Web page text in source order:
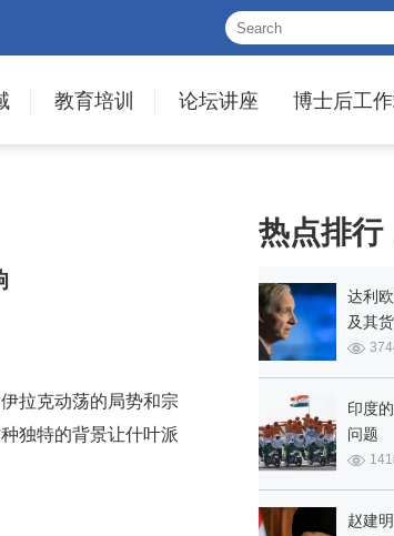
教育培训 论坛讲座 博士后工
拉克动荡的局势和宗
独特的背景让什叶派
热点排行
达利
及其
印度
问题
赵建